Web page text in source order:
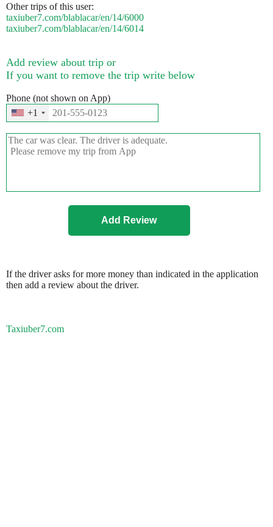
Other trips of this user:
taxiuber7.com/blablacar/en/14/6000
taxiuber7.com/blablacar/en/14/6014
Add review about trip or
If you want to remove the trip write below
Phone (not shown on App)
+1
If the driver asks for more money than indicated in the application
then add a review about the driver.
Taxiuber7.com